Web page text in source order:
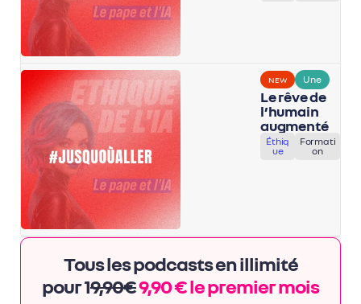
NEW Une
Le rêve de
l’humain
augmenté
Éthiq
ue
Formati
on
Tous les podcasts en illimité
pour 19,90€9,90 € le premier mois